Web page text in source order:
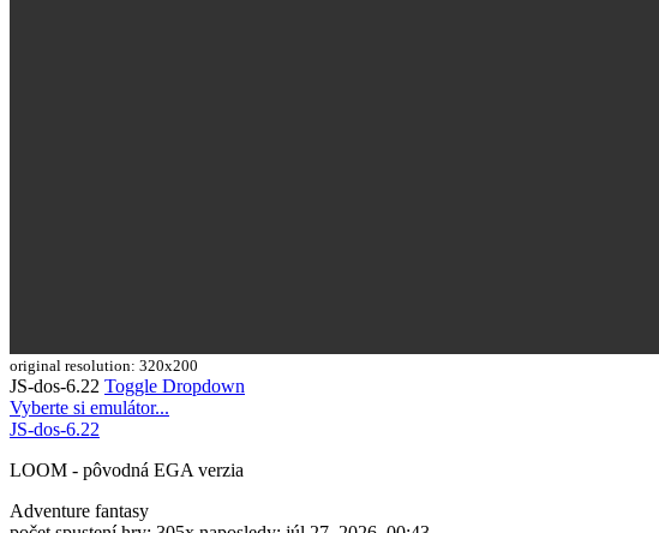
original resolution: 320x200
JS-dos-6.22 Toggle Dropdown
Vyberte si emulátor...
JS-dos-6.22
LOOM - pôvodná EGA verzia
Adventure fantasy